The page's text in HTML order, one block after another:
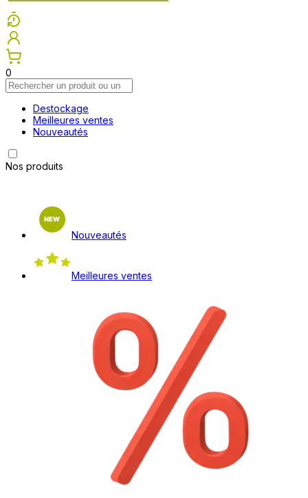
0
Destockage
Meilleures ventes
Nouveautés
Nos produits
Nouveautés
Meilleures ventes